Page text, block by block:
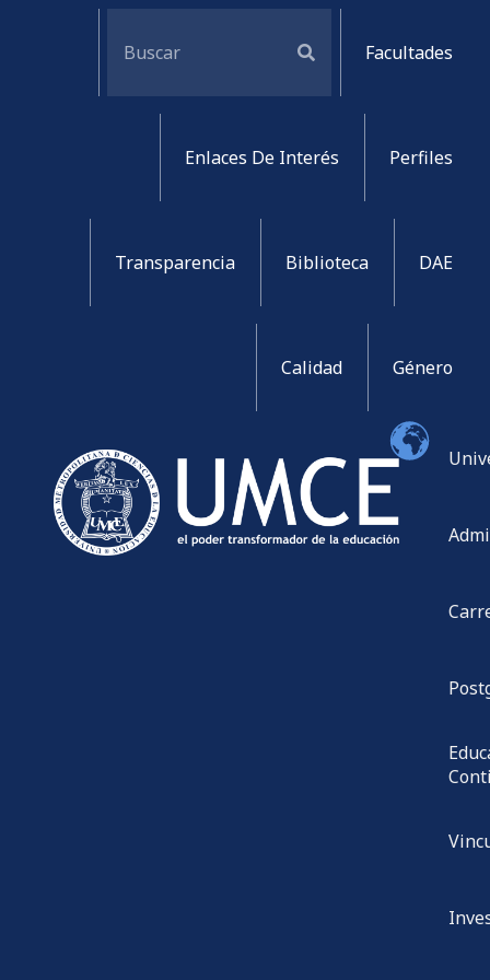
Facultades
Enlaces De Interés Perfiles
Transparencia Biblioteca DAE
Calidad Género